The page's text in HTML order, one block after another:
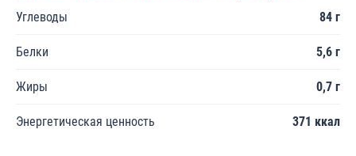
Углеводы 84 г
Белки 5,6 г
Жиры 0,7 г
Энергетическая ценность 371 ккал